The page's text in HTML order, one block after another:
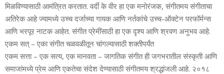
मिळविण्यासाठी आमंत्रित करतात. वर्दी के वीर हा एक मनोरंजक, संगीतमय संगीताचा
अतिरेक आहे ज्यामध्ये उच्च दर्जाच्या गायक आणि नर्तकांचे उच्च-ऑक्टेन परफॉर्मन्स
आणि भरपूर नाटक आहेत. संगीत प्रेमींसाठी हा एक दृश्य आणि श्रवण अनुभव आहे.
एकम सत् – एका संगीत चळवळीतून चांगल्यासाठी शक्तीपर्यंत
एकम सत्ता – एक सत्य, एक मानवता – जागतिक संगीत ही जगभरातील संस्कृती आणि
समाजांमध्ये प्रेम आणि एकतेचा संदेश देण्यासाठी संगीतमय श्रद्धांजली आहे. २०१८